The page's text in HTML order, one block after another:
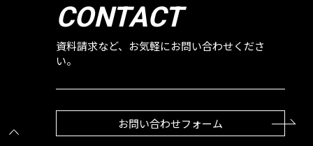
CONTACT
資料請求など、お気軽にお問い合わせくださ
い。
お問い合わせフォーム